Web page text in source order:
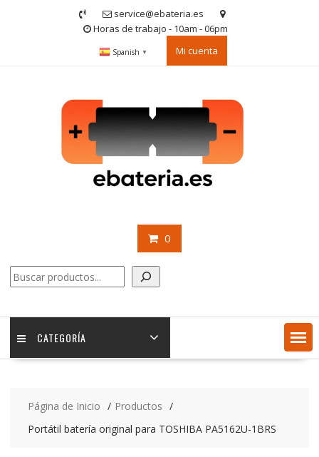
service@ebateria.es
Horas de trabajo - 10am - 06pm
Spanish ▼ Mi cuenta
0
Buscar
CATEGORÍA
Página de Inicio
Productos
Portátil batería original para TOSHIBA PA5162U-1BRS